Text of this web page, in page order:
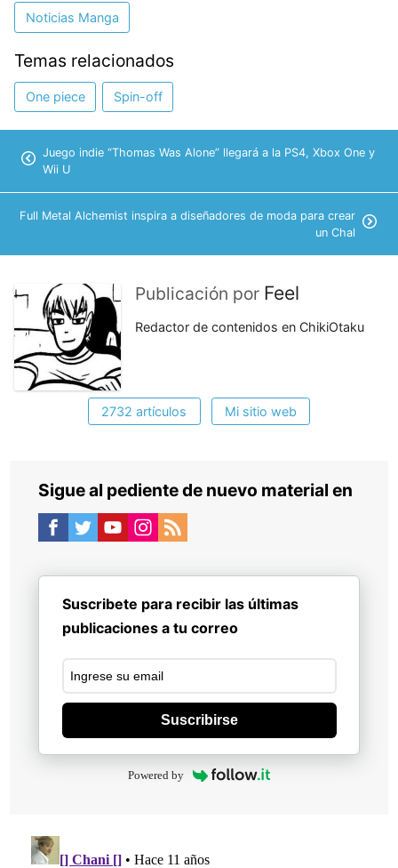
Noticias Manga
Temas relacionados
One piece Spin-off
Juego indie “Thomas Was Alone” llegará a la PS4, Xbox One y
Wii U
Full Metal Alchemist inspira a diseñadores de moda para crear
un Chal
Publicación por Feel
Redactor de contenidos en ChikiOtaku
2732 artículos Mi sitio web
Sigue al pediente de nuevo material en
Suscribete para recibir las últimas
publicaciones a tu correo
Suscribirse
Powered by